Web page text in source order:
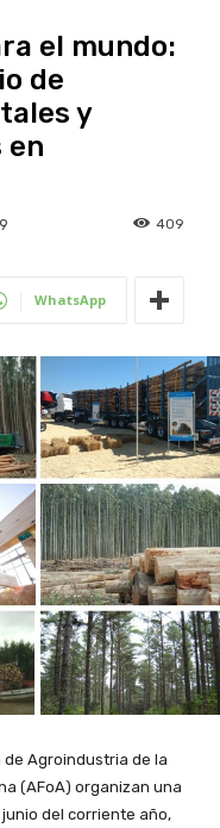
el mundo:
de
y
en
409
WhatsApp
de Agroindustria de la
(AFoA) organizan una
del corriente año,